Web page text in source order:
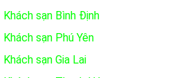
Khách sạn Bình Định
Khách sạn Phú Yên
Khách sạn Gia Lai